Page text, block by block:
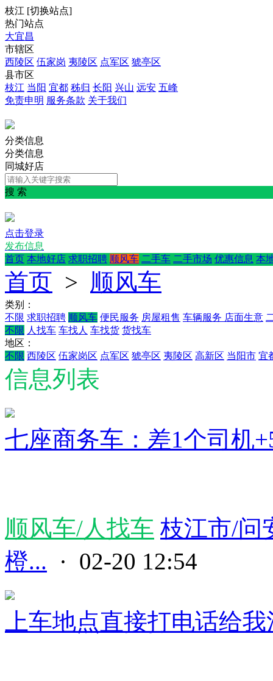
枝江 [切换站点]
热门站点
大宜昌
市辖区
西陵区 伍家岗 夷陵区 点军区 猇亭区
县市区
枝江 当阳 宜都 秭归 长阳 兴山 远安 五峰
免责申明 服务条款 关于我们
分类信息
分类信息
同城好店
搜 索
点击登录
发布信息
首页 本地好店 求职招聘 顺风车 二手车 二手市场 优惠信息 本
首页 > 顺风车
类别：
不限 求职招聘 顺风车 便民服务 房屋租售 车辆服务 店面生意
不限 人找车 车找人 车找货 货找车
地区：
不限 西陵区 伍家岗区 点军区 猇亭区 夷陵区 高新区 当阳市 宜
信息列表
七座商务车：差1个司机
顺风车/人找车 枝江市/问
橙...
· 02-20 12:54
上车地点直接打电话给